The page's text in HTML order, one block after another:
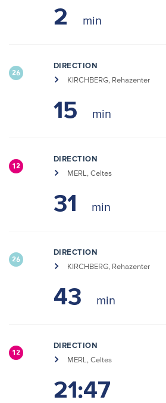
2
26
DIRECTION
KIRCHBERG, Rehazenter
15
12
DIRECTION
MERL, Celtes
31
26
DIRECTION
KIRCHBERG, Rehazenter
43
12
DIRECTION
MERL, Celtes
21:47